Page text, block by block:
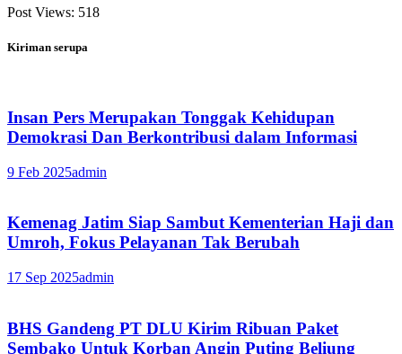
Post Views: 518
Kiriman serupa
Insan Pers Merupakan Tonggak Kehidupan
Demokrasi Dan Berkontribusi dalam Informasi
9 Feb 2025admin
Kemenag Jatim Siap Sambut Kementerian Haji dan
Umroh, Fokus Pelayanan Tak Berubah
17 Sep 2025admin
BHS Gandeng PT DLU Kirim Ribuan Paket
Sembako Untuk Korban Angin Puting Beliung